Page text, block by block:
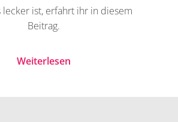
lecker ist, erfahrt ihr in diesem
Beitrag.
Weiterlesen